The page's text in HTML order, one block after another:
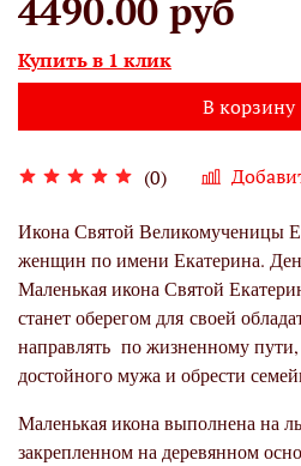
(0)
4490.00 руб
Купить в 1 клик
В корзину
Икона Святой Великомученицы
женщин по имени Екатерина.
Маленькая икона Святой
станет оберегом для своей
направлять по жизненному
достойного мужа и обрести
Маленькая икона выполнена на
закрепленном на деревянном